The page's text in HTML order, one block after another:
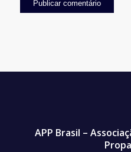
APP Brasil –